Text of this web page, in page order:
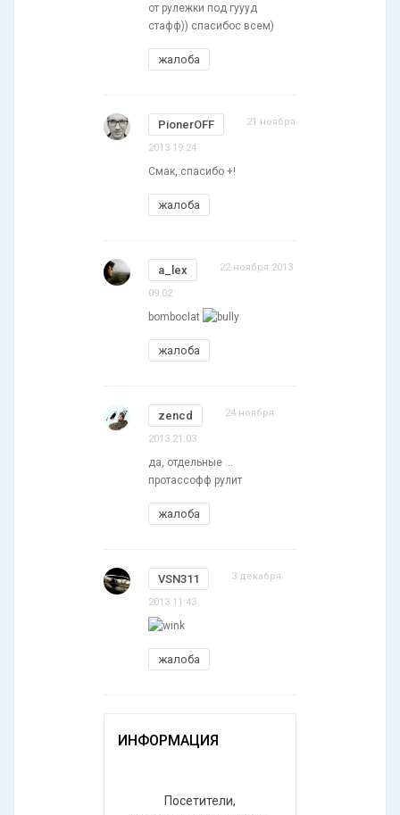
от рулежки под гуууд
стафф)) спасибос всем)
жалоба
PionerOFF 21 ноября
2013 19:24
Смак, спасибо +!
жалоба
a_lex 22 ноября 2013
09:02
bomboclat
жалоба
zencd 24 ноября
2013 21:03
да, отдельные ...
протассофф рулит
жалоба
VSN311 3 декабря
2013 11:43
жалоба
ИНФОРМАЦИЯ
Посетители,